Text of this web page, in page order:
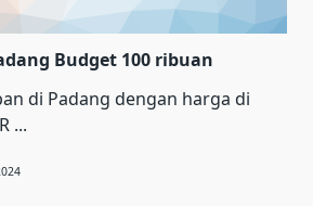
Budget 100 ribuan
di Padang dengan harga di
...